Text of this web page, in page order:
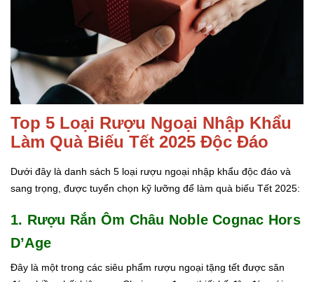
Top 5 Loại Rượu Ngoại Nhập Khẩu
Làm Quà Biếu Tết 2025 Độc Đáo
Dưới đây là danh sách 5 loại rượu ngoại nhập khẩu độc đáo và
sang trọng, được tuyển chọn kỹ lưỡng để làm quà biếu Tết 2025:
1. Rượu Rắn Ôm Châu Noble Cognac Hors
D’Age
Đây là một trong các siêu phẩm rượu ngoại tặng tết được săn